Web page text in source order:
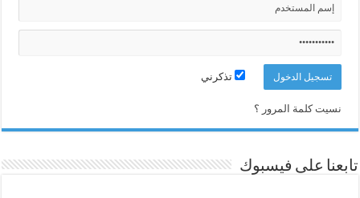
تذكرني
نسيت كلمة المرور ؟
تابعنا على فيسبوك